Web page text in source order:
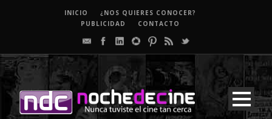
INICIO
¿NOS QUIERES CONOCER?
PUBLICIDAD
CONTACTO